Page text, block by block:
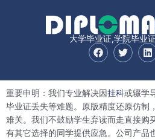
大学毕业证,学院毕业
F
a
o
o
k
T
w
t
e
r
L
i
d
i
n
重要申明：我们专业解决因挂科或辍学
毕业证丢失等难题。原版精度还原仿制
难关。我们不鼓励学生弃读而走直接购
有其它选择的同学提供应急。公司产品